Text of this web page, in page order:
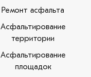
Ремонт асфальта
Асфальтирование
территории
Асфальтирование
площадок